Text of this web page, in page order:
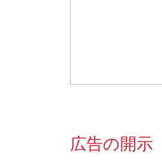
広告の開示